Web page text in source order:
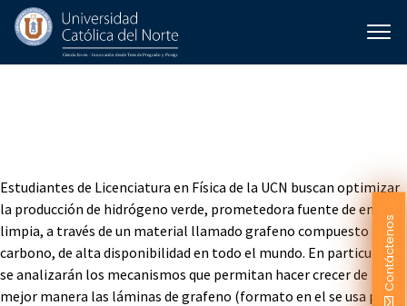
Contáctenos
Estudiantes de Licenciatura en Física de la UCN buscan optimizar
la producción de hidrógeno verde, prometedora fuente de energía
limpia, a través de un material llamado grafeno compuesto de
carbono, de alta disponibilidad en todo el mundo. En particular,
se analizarán los mecanismos que permitan hacer crecer de
mejor manera las láminas de grafeno (formato en el se usa para